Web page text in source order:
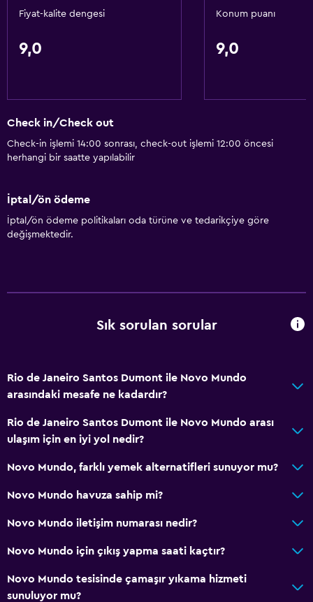
Otopark
Erişilebilirlik ve uygunluk
Banyo
Saç kurutma makinesi
Depo
Sağlık ve güvenlik
Fiyat-kalite dengesi
9,0
Konum puanı
9,0
Check in/Check out
Check-in işlemi 14:00 sonrası, check-out işlemi 12:00 öncesi
herhangi bir saatte yapılabilir
İptal/ön ödeme
İptal/ön ödeme politikaları oda türüne ve tedarikçiye göre
değişmektedir.
Sık sorulan sorular
Rio de Janeiro Santos Dumont ile Novo Mundo
arasındaki mesafe ne kadardır?
Rio de Janeiro Santos Dumont ile Novo Mundo arası
ulaşım için en iyi yol nedir?
Novo Mundo, farklı yemek alternatifleri sunuyor mu?
Novo Mundo havuza sahip mi?
Novo Mundo iletişim numarası nedir?
Novo Mundo için çıkış yapma saati kaçtır?
Novo Mundo tesisinde çamaşır yıkama hizmeti
sunuluyor mu?